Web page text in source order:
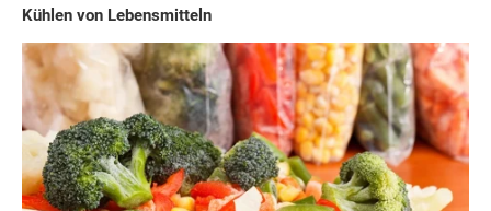
Kühlen von Lebensmitteln